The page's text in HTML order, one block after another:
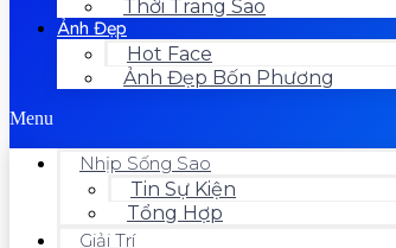
Thời Trang Sao
Ảnh Đẹp
Hot Face
Ảnh Đẹp Bốn Phương
Menu
Nhịp Sống Sao
Tin Sự Kiện
Tổng Hợp
Giải Trí